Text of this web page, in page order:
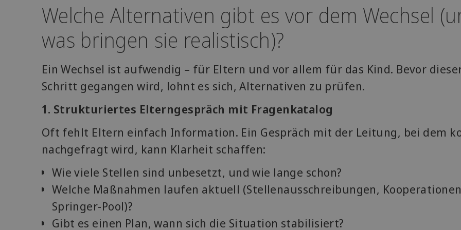
Welche Alternativen gibt es vor dem Wechsel
was bringen sie realistisch)?
Ein Wechsel ist aufwendig – für Eltern und vor allem für das Kind. Bevor
Schritt gegangen wird, lohnt es sich, Alternativen zu prüfen.
1. Strukturiertes Elterngespräch mit Fragenkatalog
Oft fehlt Eltern einfach Information. Ein Gespräch mit der Leitung, bei dem
nachgefragt wird, kann Klarheit schaffen:
Wie viele Stellen sind unbesetzt, und wie lange schon?
Welche Maßnahmen laufen aktuell (Stellenausschreibungen,
Springer-Pool)?
Gibt es einen Plan, wann sich die Situation stabilisiert?